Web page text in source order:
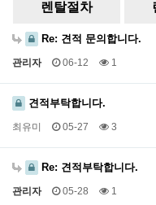
렌탈절차
Re: 견적 문의합니다.
관리자 06-12 1
견적부탁합니다.
최유미 05-27 3
Re: 견적부탁합니다.
관리자 05-28 1